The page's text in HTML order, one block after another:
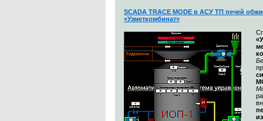
SCADA TRACE MODE в АСУ ТП печей
«Узметкомбинат»